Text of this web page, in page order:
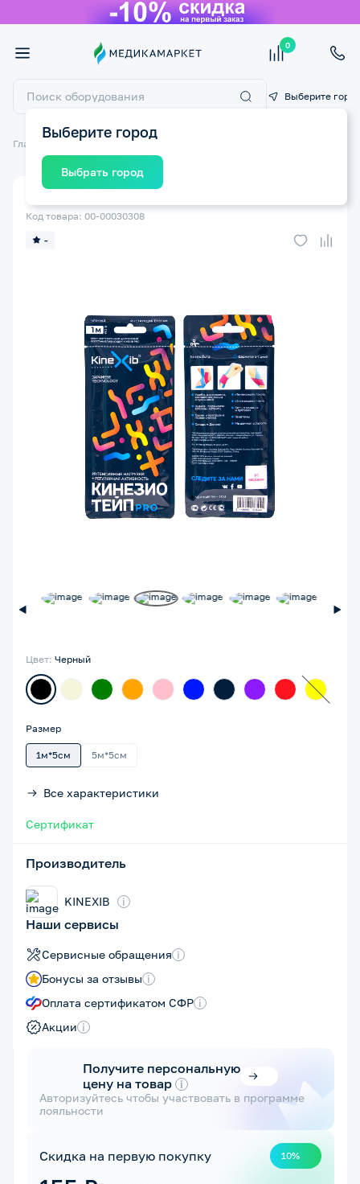
0
Выберите город
Выберите город
Выбрать город
Главная Спорт и фитнес
-
Код товара: 00-00030308
Цвет: Черный
Размер
1м*5см 5м*5см
Все характеристики
Сертификат
Производитель
KINEXIB i
Наши сервисы
Сервисные обращения i
Бонусы за отзывы i
Оплата сертификатом СФР i
Акции i
Получите персональную
цену на товар i
Авторизуйтесь чтобы участвовать в программе
лояльности
Скидка на первую покупку 10%